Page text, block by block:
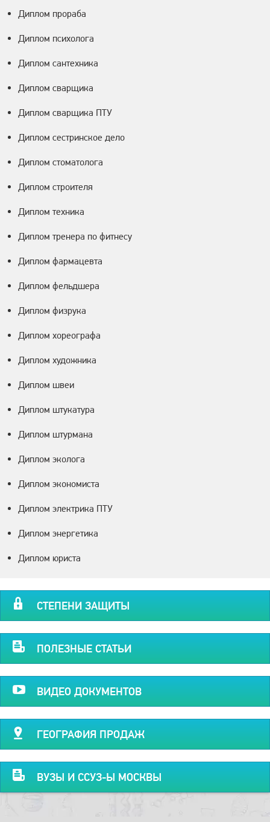
Диплом прораба
Диплом психолога
Диплом сантехника
Диплом сварщика
Диплом сварщика ПТУ
Диплом сестринское дело
Диплом стоматолога
Диплом строителя
Диплом техника
Диплом тренера по фитнесу
Диплом фармацевта
Диплом фельдшера
Диплом физрука
Диплом хореографа
Диплом художника
Диплом швеи
Диплом штукатура
Диплом штурмана
Диплом эколога
Диплом экономиста
Диплом электрика ПТУ
Диплом энергетика
Диплом юриста
СТЕПЕНИ ЗАЩИТЫ
ПОЛЕЗНЫЕ СТАТЬИ
ВИДЕО ДОКУМЕНТОВ
ГЕОГРАФИЯ ПРОДАЖ
ВУЗЫ И ССУЗ-Ы МОСКВЫ